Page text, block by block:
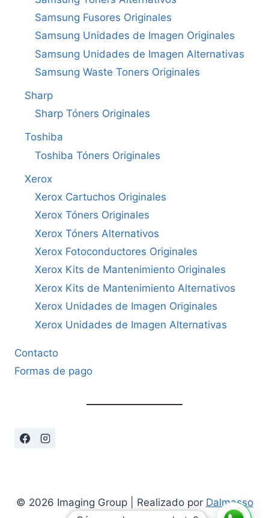
Samsung Fusores Originales
Samsung Unidades de Imagen Originales
Samsung Unidades de Imagen Alternativas
Samsung Waste Toners Originales
Sharp
Sharp Tóners Originales
Toshiba
Toshiba Tóners Originales
Xerox
Xerox Cartuchos Originales
Xerox Tóners Originales
Xerox Tóners Alternativos
Xerox Fotoconductores Originales
Xerox Kits de Mantenimiento Originales
Xerox Kits de Mantenimiento Alternativos
Xerox Unidades de Imagen Originales
Xerox Unidades de Imagen Alternativas
Contacto
Formas de pago
© 2026 Imaging Group | Realizado por Dalmasso